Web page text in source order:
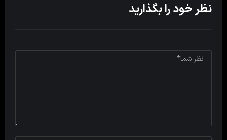
نظر خود را بگذارید